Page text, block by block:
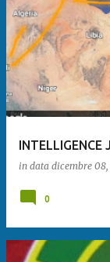
INTELLIGENCE
in data dicembre
0